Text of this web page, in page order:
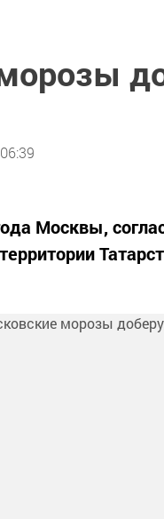
Москвы,